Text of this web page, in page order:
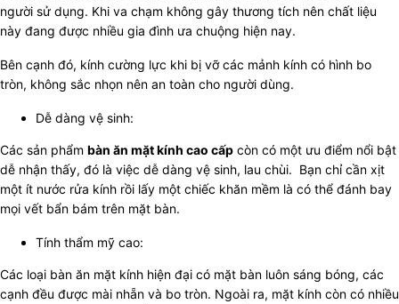
người sử dụng. Khi va chạm không gây thương tích nên chất liệu
này đang được nhiều gia đình ưa chuộng hiện nay.
Bên cạnh đó, kính cường lực khi bị vỡ các mảnh kính có hình bo
tròn, không sắc nhọn nên an toàn cho người dùng.
Dễ dàng vệ sinh:
Các sản phẩm bàn ăn mặt kính cao cấp còn có một ưu điểm nổi bật
dễ nhận thấy, đó là việc dễ dàng vệ sinh, lau chùi. Bạn chỉ cần xịt
một ít nước rửa kính rồi lấy một chiếc khăn mềm là có thể đánh bay
mọi vết bẩn bám trên mặt bàn.
Tính thẩm mỹ cao:
Các loại bàn ăn mặt kính hiện đại có mặt bàn luôn sáng bóng, các
cạnh đều được mài nhẵn và bo tròn. Ngoài ra, mặt kính còn có nhiều